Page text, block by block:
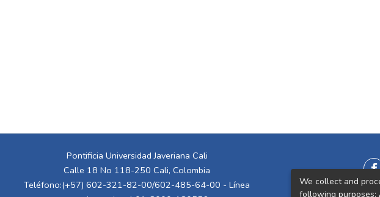
de aprendizaje estadístico y datos secundarios que predice las ventas de unidades de
así información más actualizada y precisa para respaldar la toma de decisiones
y servicios públicos, mejorando así la planificación y la comprensión del mercado.
Pontificia Universidad Javeriana Cali
Calle 18 No 118-250 Cali, Colombia
Teléfono:(+57) 602-321-82-00/602-485-64-00 - Línea
We collect and
following purposes: